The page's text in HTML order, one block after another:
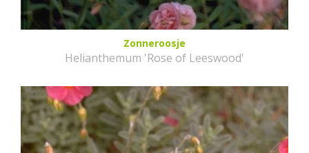
Zonneroosje
Helianthemum 'Rose of Leeswood'